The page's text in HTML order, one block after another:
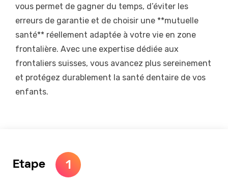
vous permet de gagner du temps, d’éviter les
erreurs de garantie et de choisir une **mutuelle
santé** réellement adaptée à votre vie en zone
frontalière. Avec une expertise dédiée aux
frontaliers suisses, vous avancez plus sereinement
et protégez durablement la santé dentaire de vos
enfants.
Etape 1